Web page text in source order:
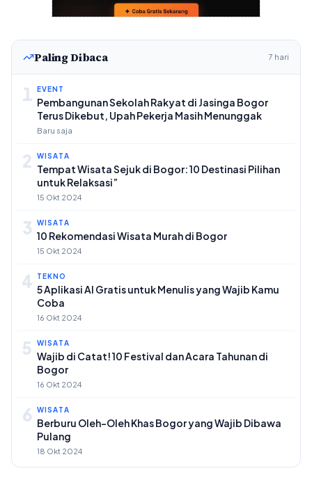
Paling Dibaca 7 hari
1 EVENT
Pembangunan Sekolah Rakyat di Jasinga Bogor
Terus Dikebut, Upah Pekerja Masih Menunggak
Baru saja
2 WISATA
Tempat Wisata Sejuk di Bogor: 10 Destinasi Pilihan
untuk Relaksasi”
15 Okt 2024
3 WISATA
10 Rekomendasi Wisata Murah di Bogor
15 Okt 2024
4 TEKNO
5 Aplikasi AI Gratis untuk Menulis yang Wajib Kamu
Coba
16 Okt 2024
5 WISATA
Wajib di Catat! 10 Festival dan Acara Tahunan di
Bogor
16 Okt 2024
6 WISATA
Berburu Oleh-Oleh Khas Bogor yang Wajib Dibawa
Pulang
18 Okt 2024